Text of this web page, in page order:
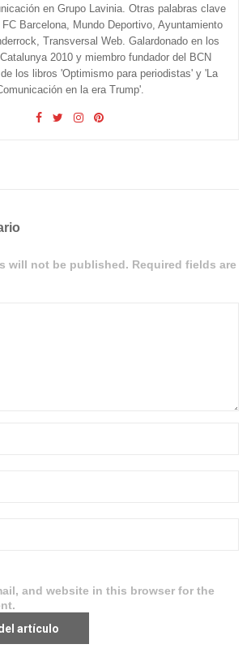
en Grupo Lavinia. Otras palabras clave
Barcelona, Mundo Deportivo, Ayuntamiento
Transversal Web. Galardonado en los
2010 y miembro fundador del BCN
los libros 'Optimismo para periodistas' y 'La
en la era Trump'.
will not be published. Required fields are
and website in this browser for the